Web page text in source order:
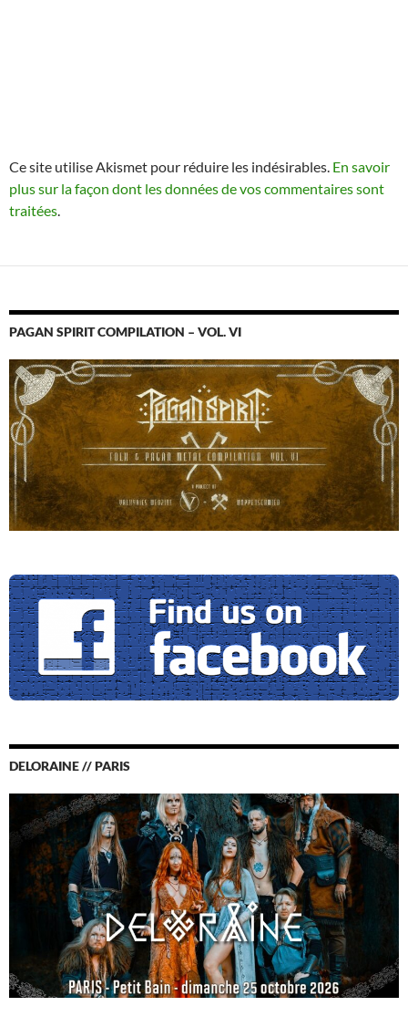
Ce site utilise Akismet pour réduire les indésirables. En savoir
plus sur la façon dont les données de vos commentaires sont
traitées.
PAGAN SPIRIT COMPILATION – VOL. VI
DELORAINE // PARIS